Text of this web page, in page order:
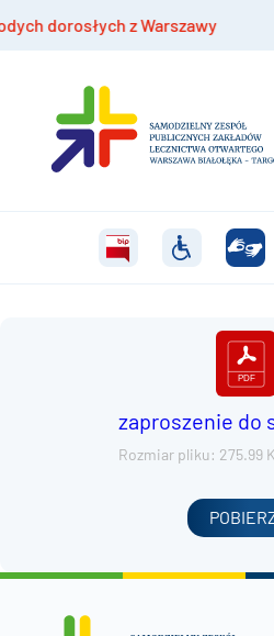
dorosłych z Warszawy
zaproszenie do
Rozmiar pliku: 275.99